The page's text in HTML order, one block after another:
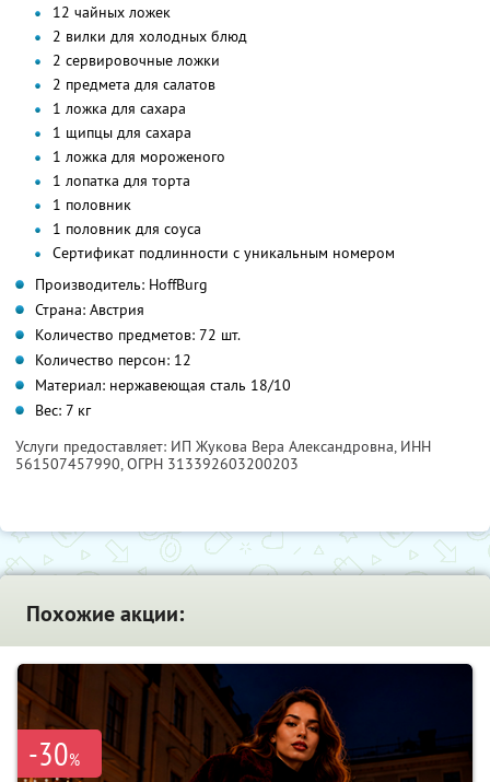
12 чайных ложек
2 вилки для холодных блюд
2 сервировочные ложки
2 предмета для салатов
1 ложка для сахара
1 щипцы для сахара
1 ложка для мороженого
1 лопатка для торта
1 половник
1 половник для соуса
Сертификат подлинности с уникальным номером
Производитель: HoffBurg
Страна: Австрия
Количество предметов: 72 шт.
Количество персон: 12
Материал: нержавеющая сталь 18/10
Вес: 7 кг
Услуги предоставляет: ИП Жукова Вера Александровна, ИНН
561507457990, ОГРН 313392603200203
Похожие акции:
-30%